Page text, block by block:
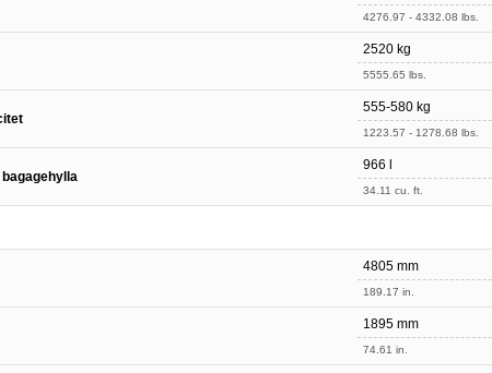
4276.97 - 4332.08 lbs.
2520 kg
5555.65 lbs.
555-580 kg
1223.57 - 1278.68 lbs.
966 l
34.11 cu. ft.
4805 mm
189.17 in.
1895 mm
74.61 in.